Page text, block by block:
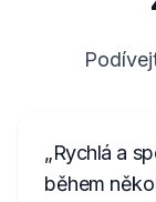
Rychlá a
během